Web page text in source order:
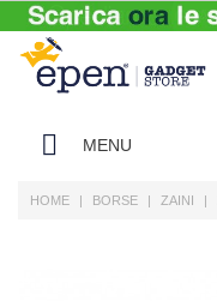
MENU
HOME BORSE ZAINI